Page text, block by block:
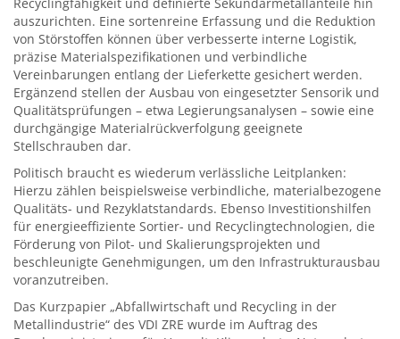
auszurichten. Eine sortenreine Erfassung und die Reduktion
von Störstoffen können über verbesserte interne Logistik,
präzise Materialspezifikationen und verbindliche
Vereinbarungen entlang der Lieferkette gesichert werden.
Ergänzend stellen der Ausbau von eingesetzter Sensorik und
Qualitätsprüfungen – etwa Legierungsanalysen – sowie eine
durchgängige Materialrückverfolgung geeignete
Stellschrauben dar.
Politisch braucht es wiederum verlässliche Leitplanken:
Hierzu zählen beispielsweise verbindliche, materialbezogene
Qualitäts- und Rezyklatstandards. Ebenso Investitionshilfen
für energieeffiziente Sortier- und Recyclingtechnologien, die
Förderung von Pilot- und Skalierungsprojekten und
beschleunigte Genehmigungen, um den Infrastrukturausbau
voranzutreiben.
Das Kurzpapier „Abfallwirtschaft und Recycling in der
Metallindustrie“ des VDI ZRE wurde im Auftrag des